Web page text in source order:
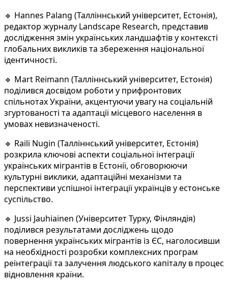
🔹 Hannes Palang (Талліннський університет, Естонія),
редактор журналу Landscape Research, представив
дослідження змін українських ландшафтів у контексті
глобальних викликів та збереження національної
ідентичності.
🔹 Mart Reimann (Талліннський університет, Естонія)
поділився досвідом роботи у прифронтових
спільнотах України, акцентуючи увагу на соціальній
згуртованості та адаптації місцевого населення в
умовах невизначеності.
🔹 Raili Nugin (Талліннський університет, Естонія)
розкрила ключові аспекти соціальної інтеграції
українських мігрантів в Естонії, обговорюючи
культурні виклики, адаптаційні механізми та
перспективи успішної інтеграції українців у естонське
суспільство.
🔹 Jussi Jauhiainen (Університет Турку, Фінляндія)
поділився результатами досліджень щодо
повернення українських мігрантів із ЄС, наголосивши
на необхідності розробки комплексних програм
реінтеграції та залучення людського капіталу в процес
відновлення країни.